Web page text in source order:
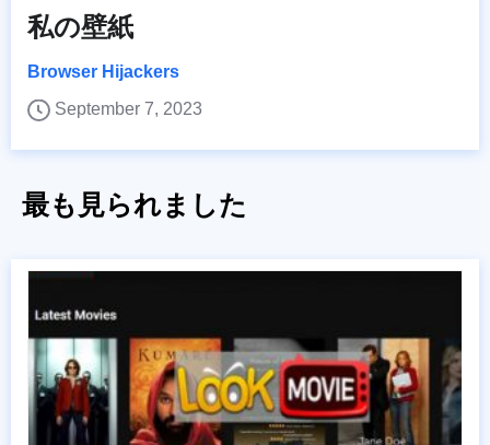
私の壁紙
Browser Hijackers
September 7, 2023
最も見られました